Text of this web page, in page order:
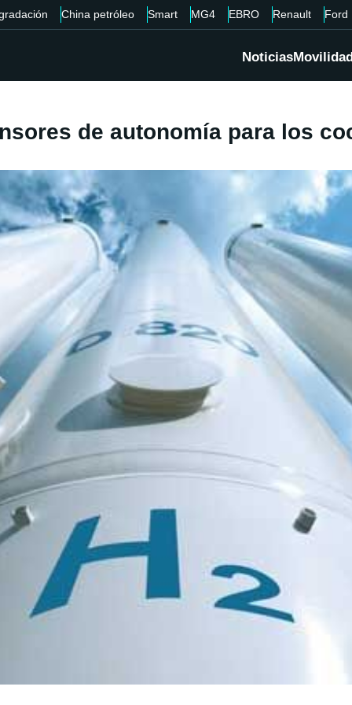
China petróleo Smart MG4 EBRO Renault Ford
Noticias
de autonomía para los